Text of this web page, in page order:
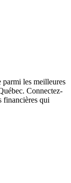
les meilleures
Connectez-
financières qui